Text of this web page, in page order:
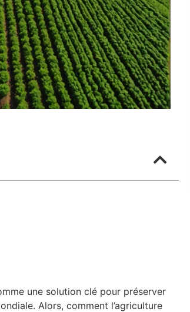
une solution clé pour préserver
Alors, comment l’agriculture